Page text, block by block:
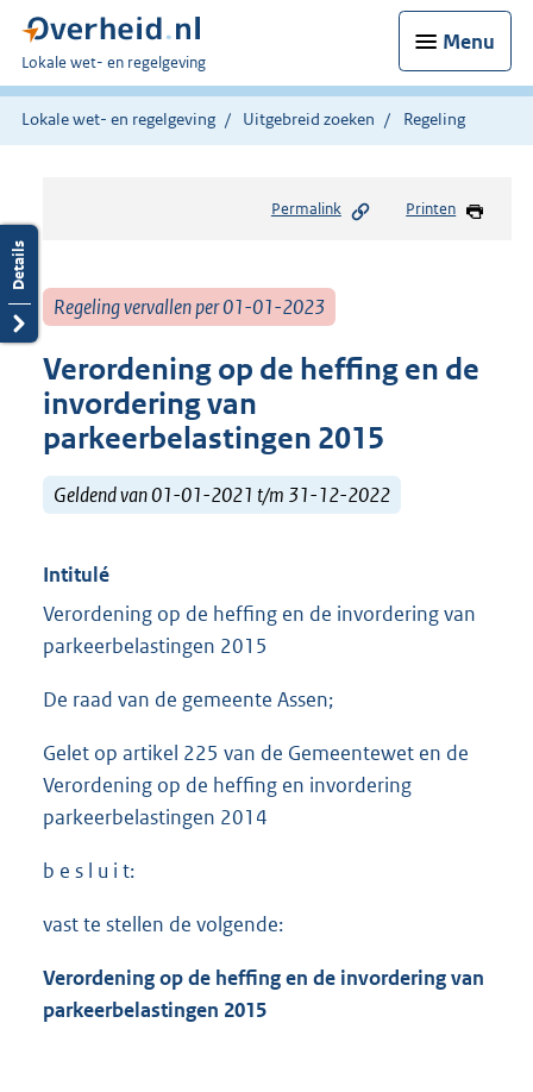
Menu
U
bent
hier:
Lokale wet- en regelgeving
Lokale wet- en regelgeving Uitgebreid zoeken Regeling
Permalink Printen
Regeling vervallen per 01-01-2023
Verordening op de heffing en de
invordering van
parkeerbelastingen 2015
Geldend van 01-01-2021 t/m 31-12-2022
Intitulé
Verordening op de heffing en de invordering van
parkeerbelastingen 2015
De raad van de gemeente Assen;
Gelet op artikel 225 van de Gemeentewet en de
Verordening op de heffing en invordering
parkeerbelastingen 2014
b e s l u i t:
vast te stellen de volgende:
Verordening op de heffing en de invordering van
parkeerbelastingen 2015